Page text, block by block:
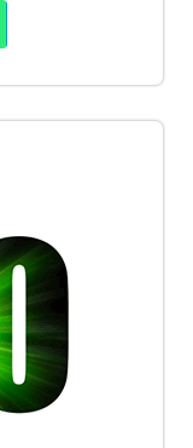
hình thức
điểm của